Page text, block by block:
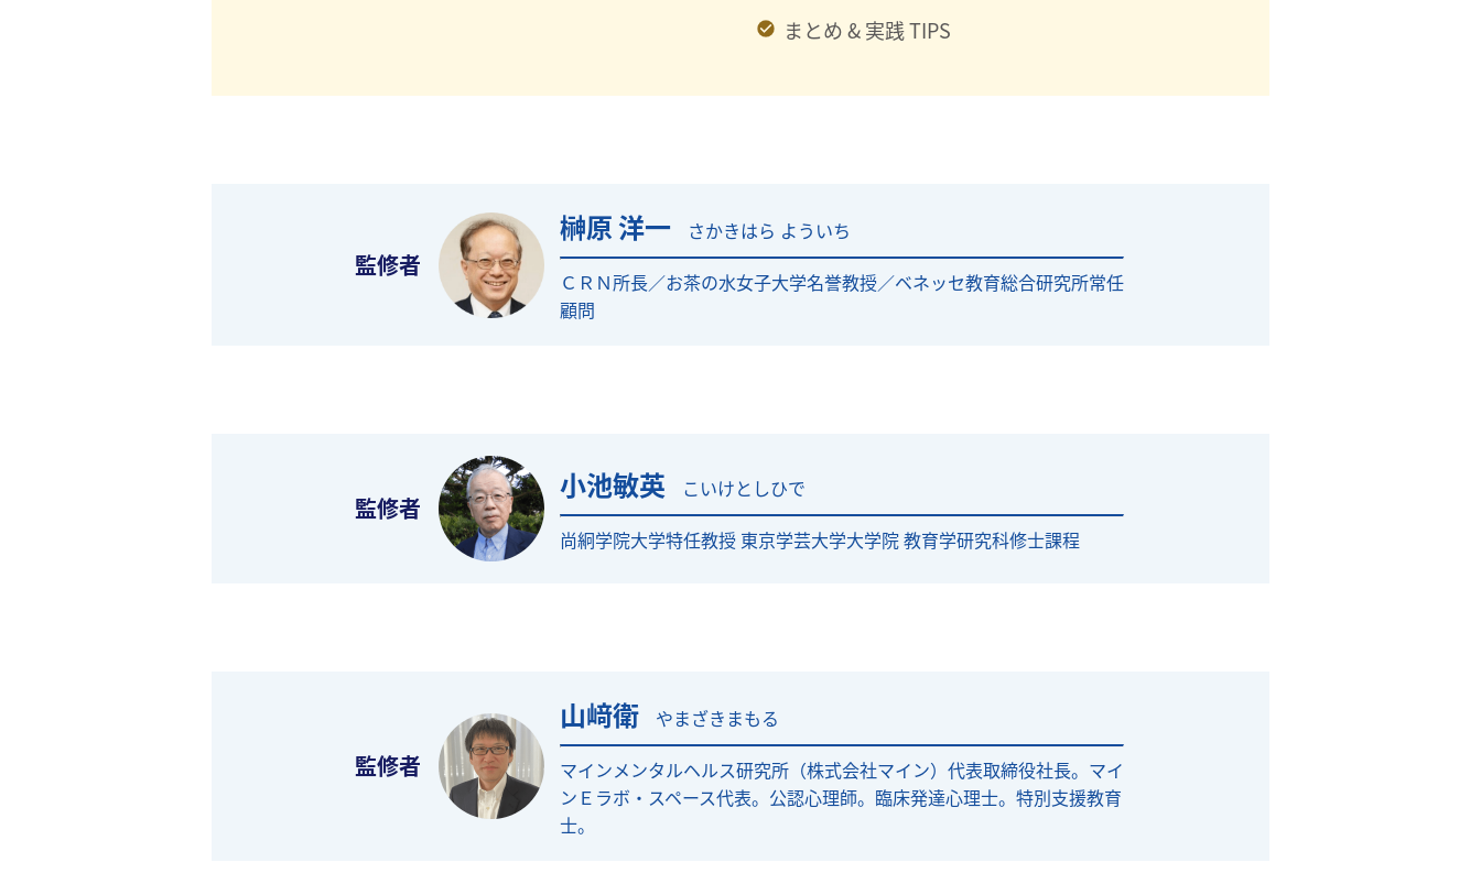
まとめ & 実践 TIPS
監修者
榊原 洋一
さかきはら よういち
ＣＲＮ所長／お茶の水女子大学名誉教授／ベネッセ教育総合研究所常任
顧問
監修者
小池敏英
こいけとしひで
尚絅学院大学特任教授 東京学芸大学大学院 教育学研究科修士課程
監修者
山﨑衛
やまざきまもる
マインメンタルヘルス研究所（株式会社マイン）代表取締役社長。マイ
ンＥラボ・スペース代表。公認心理師。臨床発達心理士。特別支援教育
士。